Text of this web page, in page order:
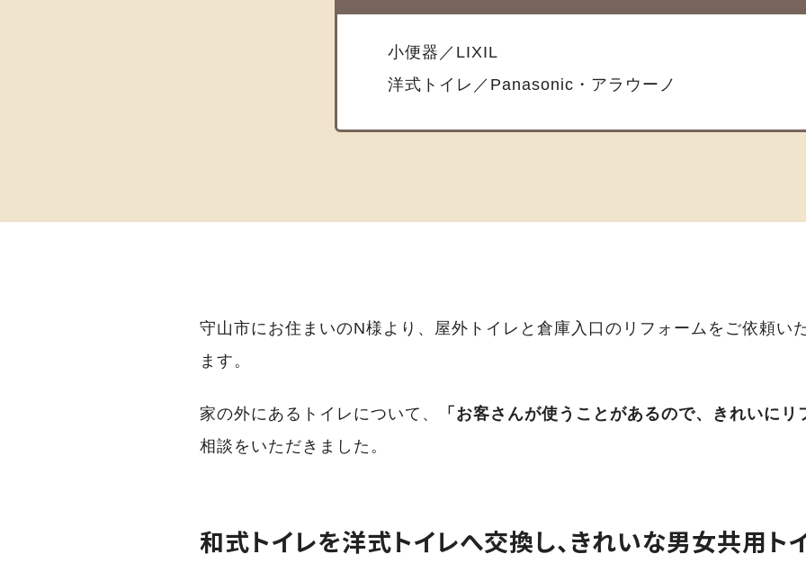
小便器／LIXIL
洋式トイレ／Panasonic・アラウーノ
守山市にお住まいのN様より、屋外トイレと倉庫入口のリフォームをご依頼い
ます。
家の外にあるトイレについて、
「お客さんが使うことがあるので、きれいに
相談をいただきました。
和式トイレを洋式トイレへ交換し、きれいな男女共用ト